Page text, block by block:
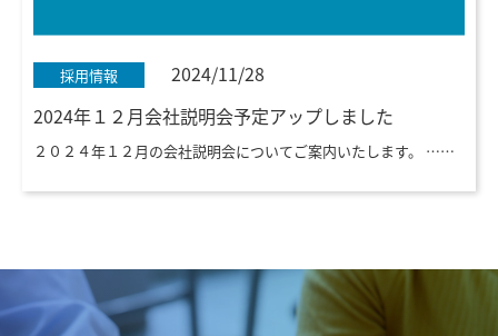
採用情報
2024/11/28
2024年１２月会社説明会予定アップしました
２０２４年１２月の会社説明会についてご案内いたします。 ……